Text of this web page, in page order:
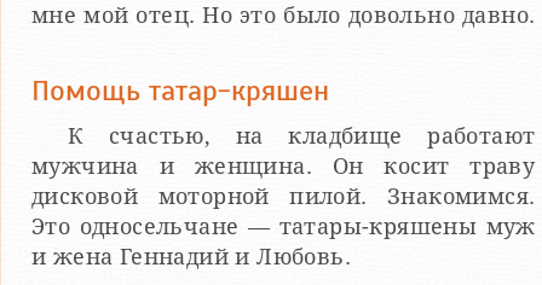
мне мой отец. Но это было довольно давно.
Помощь татар-кряшен
К счастью, на кладбище работают
мужчина и женщина. Он косит траву
дисковой моторной пилой. Знакомимся.
Это односельчане — татары-кряшены муж
и жена Геннадий и Любовь.